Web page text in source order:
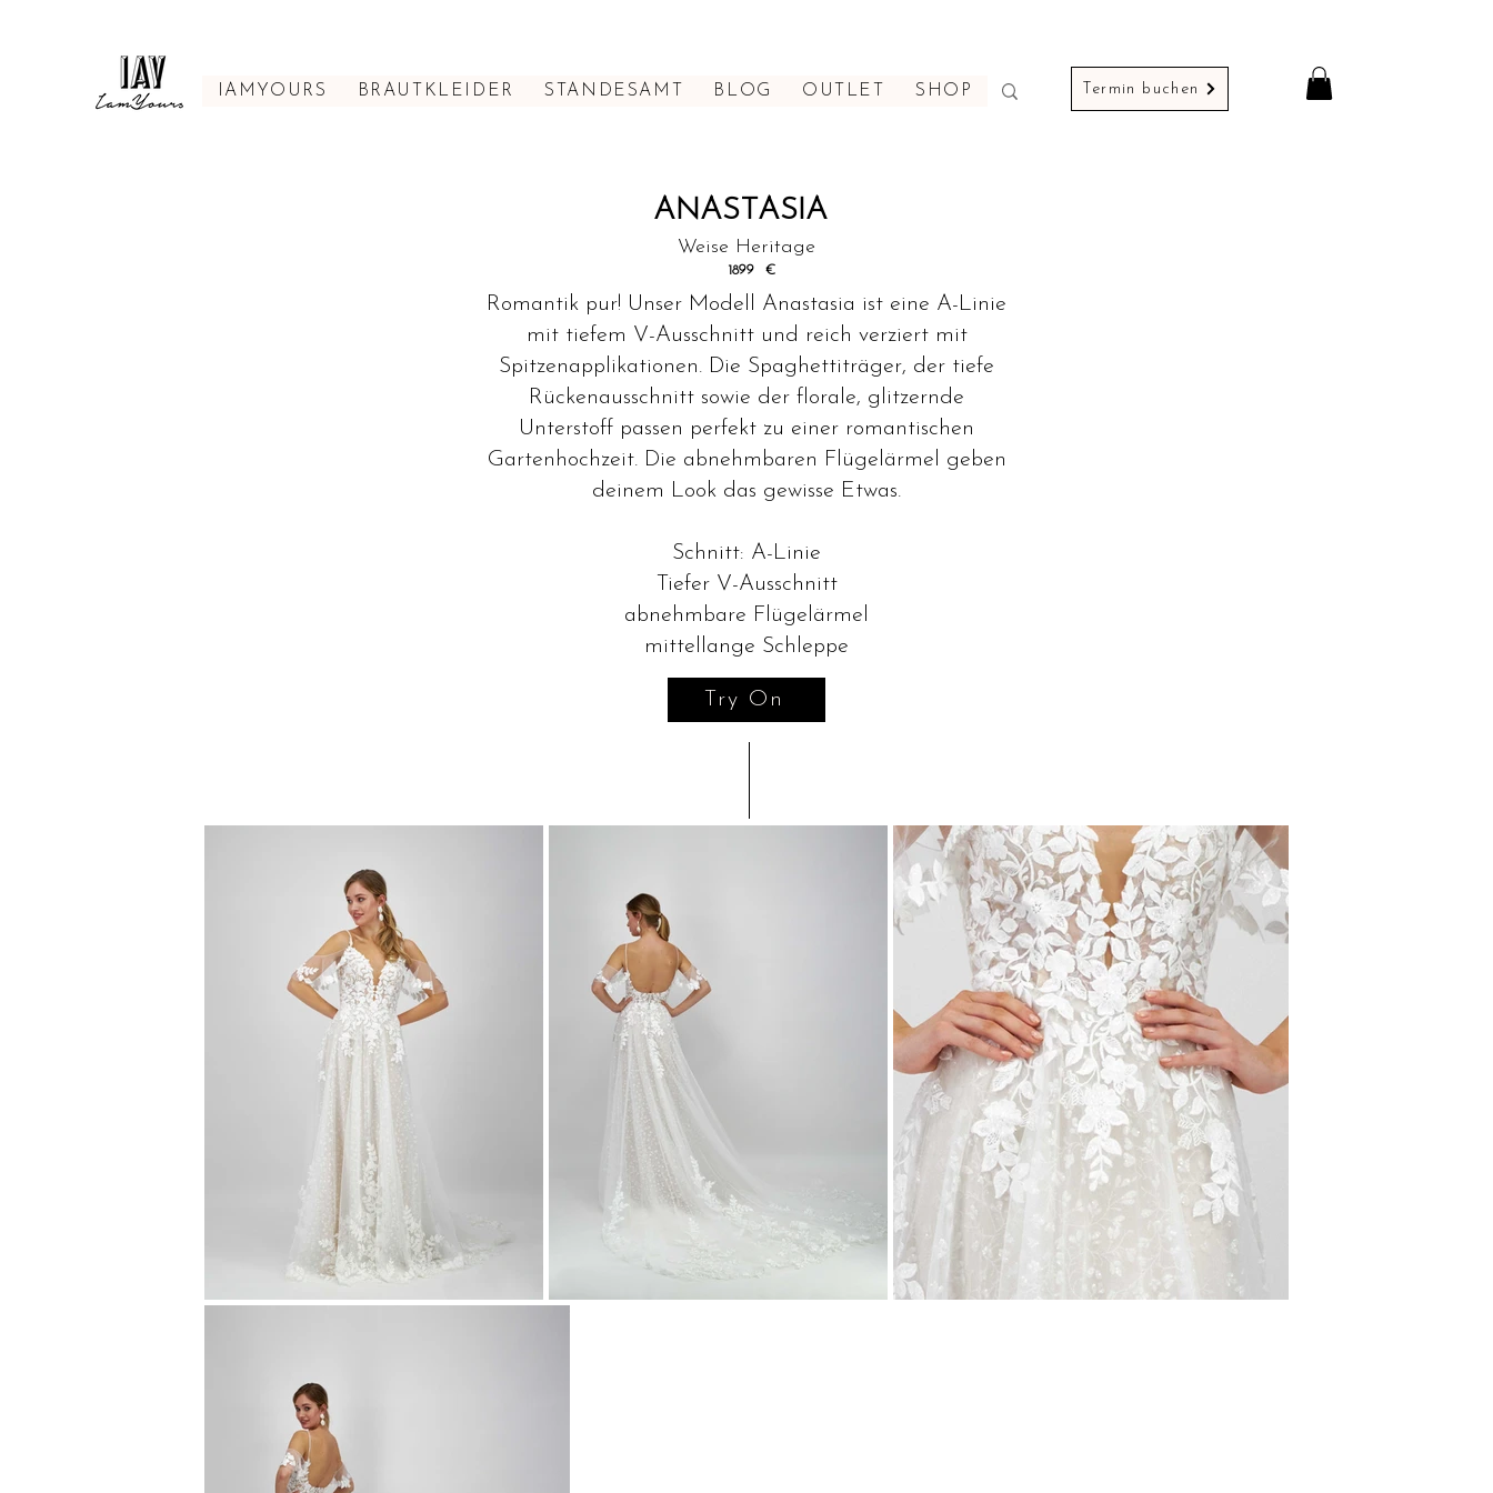
IAMYOURS BRAUTKLEIDER STANDESAMT BLOG OUTLET SHOP Termin buchen
ANASTASIA
1899 €
Romantik pur! Unser Modell Anastasia ist eine A-Linie
mit tiefem V-Ausschnitt und reich verziert mit
Spitzenapplikationen. Die Spaghettiträger, der tiefe
Rückenausschnitt sowie der florale, glitzernde
Unterstoff passen perfekt zu einer romantischen
Gartenhochzeit. Die abnehmbaren Flügelärmel geben
deinem Look das gewisse Etwas.
Schnitt: A-Linie
Tiefer V-Ausschnitt
abnehmbare Flügelärmel
mittellange Schleppe
Try On
Weise Heritage